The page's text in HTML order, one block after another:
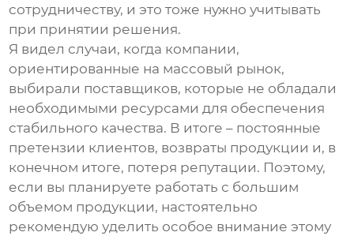
сотрудничеству, и это тоже нужно учитывать
при принятии решения.
Я видел случаи, когда компании,
ориентированные на массовый рынок,
выбирали поставщиков, которые не обладали
необходимыми ресурсами для обеспечения
стабильного качества. В итоге – постоянные
претензии клиентов, возвраты продукции и, в
конечном итоге, потеря репутации. Поэтому,
если вы планируете работать с большим
объемом продукции, настоятельно
рекомендую уделить особое внимание этому